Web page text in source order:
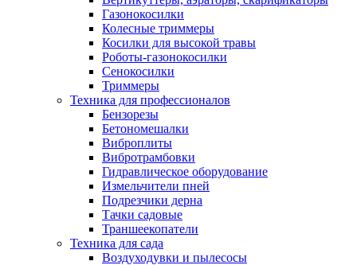
Газонокосилки
Колесные триммеры
Косилки для высокой травы
Роботы-газонокосилки
Сенокосилки
Триммеры
Техника для профессионалов
Бензорезы
Бетономешалки
Виброплиты
Вибротрамбовки
Гидравлическое оборудование
Измельчители пней
Подрезчики дерна
Тачки садовые
Траншеекопатели
Техника для сада
Воздуходувки и пылесосы